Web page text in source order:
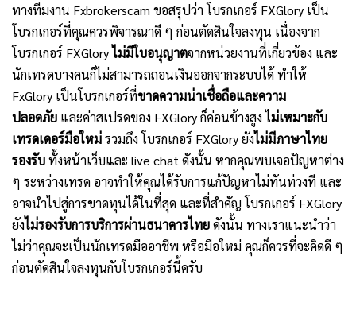
ทางทีมงาน Fxbrokerscam ขอสรุปว่า โบรกเกอร์ FXGlory เป็น
โบรกเกอร์ที่คุณควรพิจารณาดี ๆ ก่อนตัดสินใจลงทุน เนื่องจาก
โบรกเกอร์ FXGloryไม่มีใบอนุญาตจากหน่วยงานที่เกี่ยวข้อง และ
นักเทรดบางคนก็ไม่สามารถถอนเงินออกจากระบบได้ ทำให้
FxGlory เป็นโบรกเกอร์ที่ขาดความน่าเชื่อถือและความ
ปลอดภัย และค่าสเปรดของ FXGlory ก็ค่อนข้างสูง ไม่เหมาะกับ
เทรดเดอร์มือใหม่รวมถึง โบรกเกอร์ FXGlory ยังไม่มีภาษาไทย
รองรับทั้งหน้าเว็บและ live chat ดังนั้น หากคุณพบเจอปัญหาต่าง
ๆ ระหว่างเทรด อาจทำให้คุณได้รับการแก้ปัญหาไม่ทันท่วงที และ
อาจนำไปสู่การขาดทุนได้ในที่สุด และที่สำคัญ โบรกเกอร์ FXGlory
ยังไม่รองรับการบริการผ่านธนาคารไทยดังนั้น ทางเราแนะนำว่า
ไม่ว่าคุณจะเป็นนักเทรดมืออาชีพ หรือมือใหม่ คุณก็ควรที่จะคิดดี ๆ
ก่อนตัดสินใจลงทุนกับโบรกเกอร์นี้ครับ